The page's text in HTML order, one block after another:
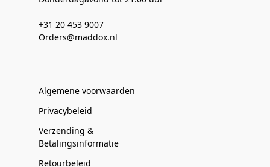
+31 20 453 9007
Orders@maddox.nl
Algemene voorwaarden
Privacybeleid
Verzending &
Betalingsinformatie
Retourbeleid